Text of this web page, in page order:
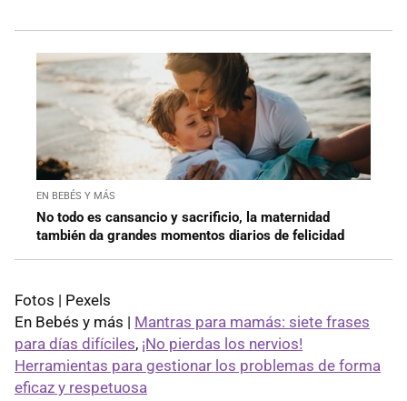
EN BEBÉS Y MÁS
No todo es cansancio y sacrificio, la maternidad
también da grandes momentos diarios de felicidad
Fotos | Pexels
En Bebés y más | Mantras para mamás: siete frases
para días difíciles, ¡No pierdas los nervios!
Herramientas para gestionar los problemas de forma
eficaz y respetuosa